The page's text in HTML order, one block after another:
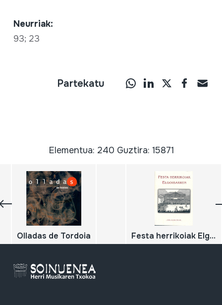
Neurriak:
93; 23
Partekatu
Elementua: 240 Guztira: 15871
Olladas de Tordoia Festa herrikoiak Elgoibarren; Fiestas populares en Elgoibar